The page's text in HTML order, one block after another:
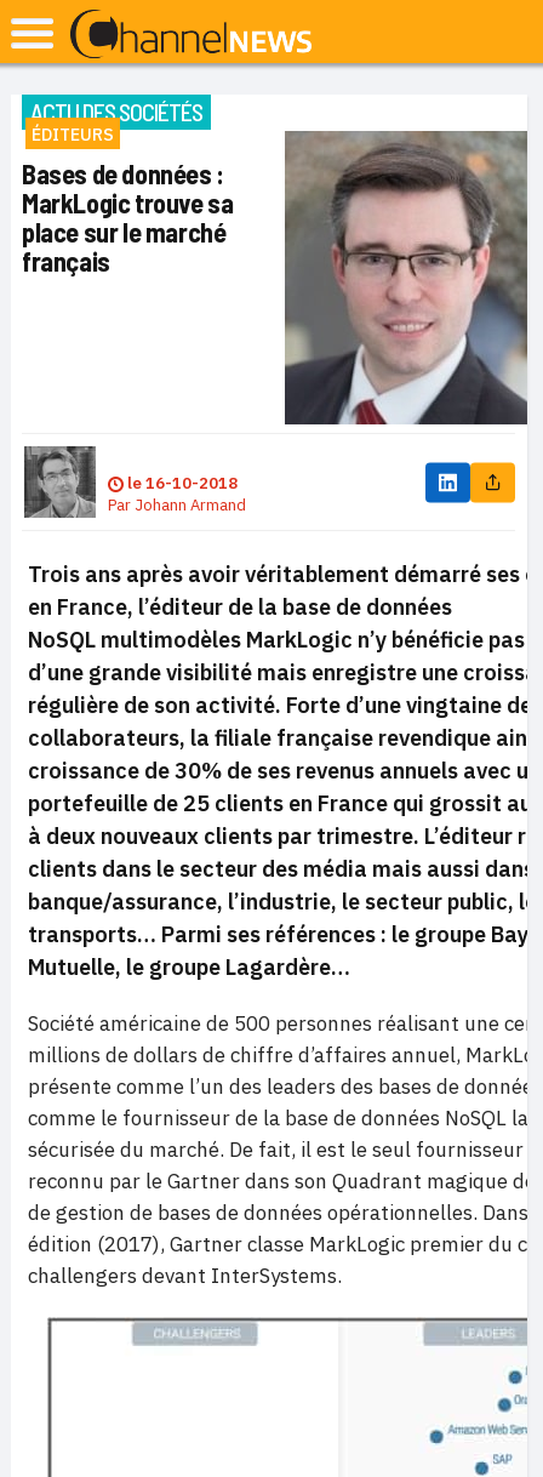
ACTU DES SOCIÉTÉS
ÉDITEURS
Bases de données :
MarkLogic trouve sa
place sur le marché
français
le16-10-2018
Par Johann Armand
Trois ans après avoir véritablement démarré ses
en France, l’éditeur de la base de données
NoSQL multimodèles MarkLogic n’y bénéficie pas
d’une grande visibilité mais enregistre une
régulière de son activité. Forte d’une vingtaine de
collaborateurs, la filiale française revendique
croissance de 30% de ses revenus annuels avec un
portefeuille de 25 clients en France qui grossit au
à deux nouveaux clients par trimestre. L’éditeur
clients dans le secteur des média mais aussi dans
banque/assurance, l’industrie, le secteur public,
transports… Parmi ses références : le groupe
Mutuelle, le groupe Lagardère…
Société américaine de 500 personnes réalisant une
millions de dollars de chiffre d’affaires annuel,
présente comme l’un des leaders des bases de
comme le fournisseur de la base de données NoSQL la
sécurisée du marché. De fait, il est le seul fournisseur
reconnu par le Gartner dans son Quadrant magique
de gestion de bases de données opérationnelles. Dans
édition (2017), Gartner classe MarkLogic premier du
challengers devant InterSystems.